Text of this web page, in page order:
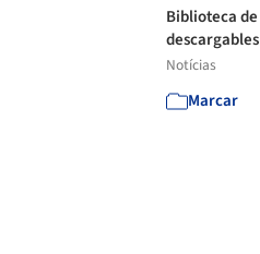
Biblioteca
descargables
Notícias
Marcar